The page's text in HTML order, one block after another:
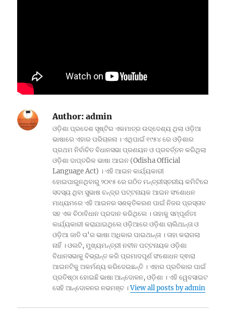
Author: admin
ଓଡ଼ିଶା ପ୍ରଦେଶ ସୃଷ୍ଟିର ଏକମାତ୍ର ଉଦ୍ଦେଶ୍ୟ ଥିଲା ଓଡ଼ିଆ
ଭାଷାରେ ଏହାର ପରିଚାଳନା । ଏଥିପାଇଁ ୧୯୫୪ ରେ ଓଡ଼ିଶାର
ପ୍ରଥମ ନିର୍ବାଚିତ ବିଧାନସଭା ପ୍ରଣୟନ ଓ ପ୍ରବର୍ତ୍ତନ କରିଥିଲା
ଓଡ଼ିଶା ଦାପ୍ତରିକ ଭାଷା ଆଇନ (Odisha Official
Language Act) । ଏହି ଆଇନ କାର୍ଯ୍ୟକାରୀ
ହୋଇପାରୁନଥିବାରୁ ୨୦୧୫ ରେ ଗଠିତ ମନ୍ତ୍ରୀସ୍ତରୀୟ କମିଟିରେ
ସଦସ୍ୟ ଥିବା ସୁଭାଷ ଚନ୍ଦ୍ର ପଟ୍ଟନାୟକ ଆଇନ ସଂଶୋଧନ
ମାଧ୍ୟମରେ ଏହି ଆଇନର ସଶକ୍ତିକରଣ ପାଇଁ ନିଜର ପ୍ରସ୍ତାବ
ସହ ଏକ ଚିଠାବିଧାନ ପ୍ରଦାନ କରିଥିଲେ । ତାହାକୁ ସମ୍ପୂର୍ଣତଃ
କାର୍ଯ୍ୟକାରୀ କରାଯାଇଥିଲେ ଓଡ଼ିଆରେ ଓଡ଼ିଶା ଚାଲିଥାନ୍ତା ଓ
ଓଡ଼ିଆ ଜାତି ତା'ର ଭାଷା ଅଧିକାର ପାଇଥାନ୍ତା । ତାହା କରାଗଲା
ନାହିଁ । ଓଲଟି, ମୁଖ୍ୟମନ୍ତ୍ରୀ ନବୀନ ପଟ୍ଟନାୟକ ଓଡ଼ିଶା
ବିଧାନସଭାକୁ ବିଭ୍ରାନ୍ତ କରି ପ୍ରମାଦପୂର୍ଣ ସଂଶୋଧନ ଦ୍ଵାରା
ଆଇନଟିକୁ ଅକର୍ମଣ୍ୟ କରିଦେଇଛନ୍ତି । ଏହାର ପ୍ରତିକାର ପାଇଁ
ପ୍ରତିଷ୍ଠା ହୋଇଛି ଭାଷା ଆନ୍ଦୋଳନ, ଓଡ଼ିଶା । ଏହି ୱେବସାଇଟ
ସେହି ଆନ୍ଦୋଳନର ନଭମଞ୍ଚ ।View all posts by admin